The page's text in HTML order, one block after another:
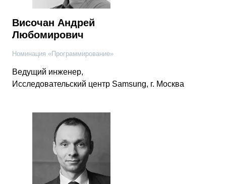
Височан Андрей
Любомирович
Номинация «Программирование»
Ведущий инженер,
Исследовательский центр Samsung, г. Москва